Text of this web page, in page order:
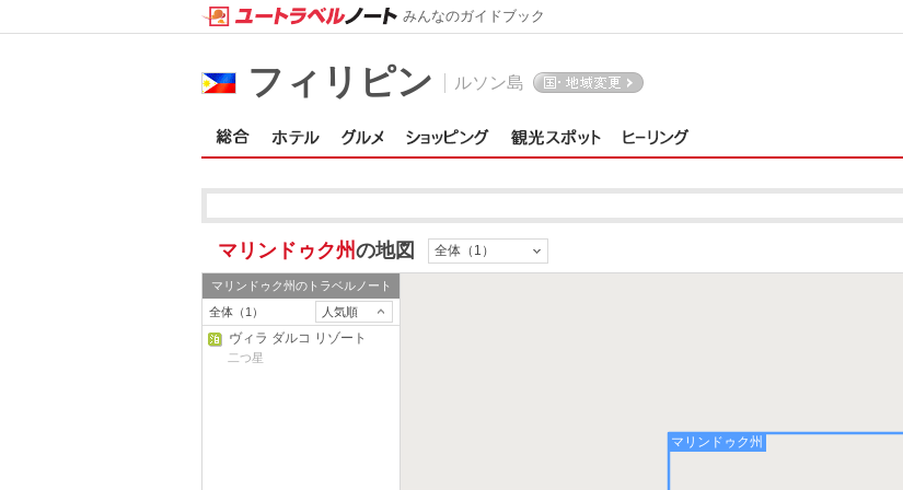
フィリピン ルソン島
マリンドゥク州の地図 全体（1）
マリンドゥク州 のトラベルノート
全体（1）
人気順
ヴィラ ダルコ リゾート
二つ星
マリンドゥク州
みんなのガイドブック